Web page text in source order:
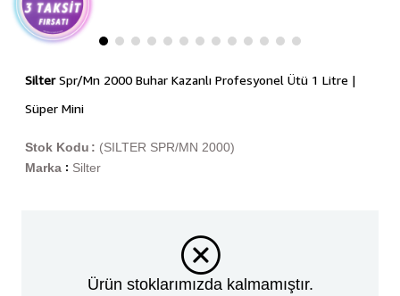
SilterSpr/Mn 2000 Buhar Kazanlı Profesyonel Ütü 1 Litre |
Süper Mini
(SILTER SPR/MN 2000)
Stok Kodu
Marka : Silter
Ürün stoklarımızda kalmamıştır.